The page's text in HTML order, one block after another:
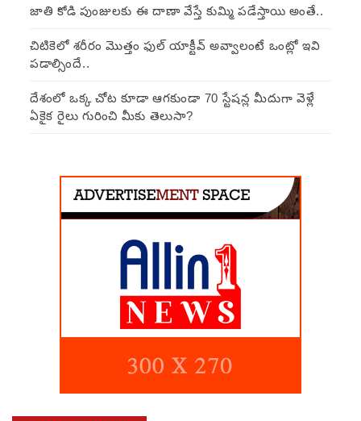
జాతి కోడి పుంజులకు ఈ దాణా వేస్తే కుమ్మి పడేస్తాయి అంతే..
చిటికెలో శరీరం మొత్తం ఫుల్ యాక్టీవ్ అవ్వాలంటే ఒంట్లో ఇవి
పడాల్సిందే..
దేశంలో ఒక్క చోట కూడా ఆగకుండా 70 స్టేషన్ల మీదుగా వెళ్లే
ఏకైక రైలు గురించి మీకు తెలుసా?